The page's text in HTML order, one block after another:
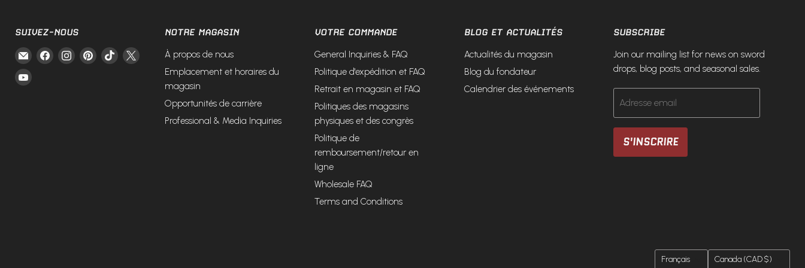
SUIVEZ-NOUS
EmailTrouvez-Trouvez-Trouvez-Trouvez-Trouvez-
Trouvez-
NOTRE MAGASIN
À propos de nous
Emplacement et horaires du
magasin
Opportunités de carrière
Professional & Media Inquiries
VOTRE COMMANDE
General Inquiries & FAQ
Politique d'expédition et FAQ
Retrait en magasin et FAQ
Politiques des magasins
physiques et des congrès
Politique de
remboursement/retour en
ligne
Wholesale FAQ
Terms and Conditions
BLOG ET ACTUALITÉS
Actualités du magasin
Blog du fondateur
Calendrier des événements
SUBSCRIBE
Join our mailing list for news on sword
drops, blog posts, and seasonal sales.
Adresse email
S'INSCRIRE
LANGUE
Français PAYS
Canada (CAD $)